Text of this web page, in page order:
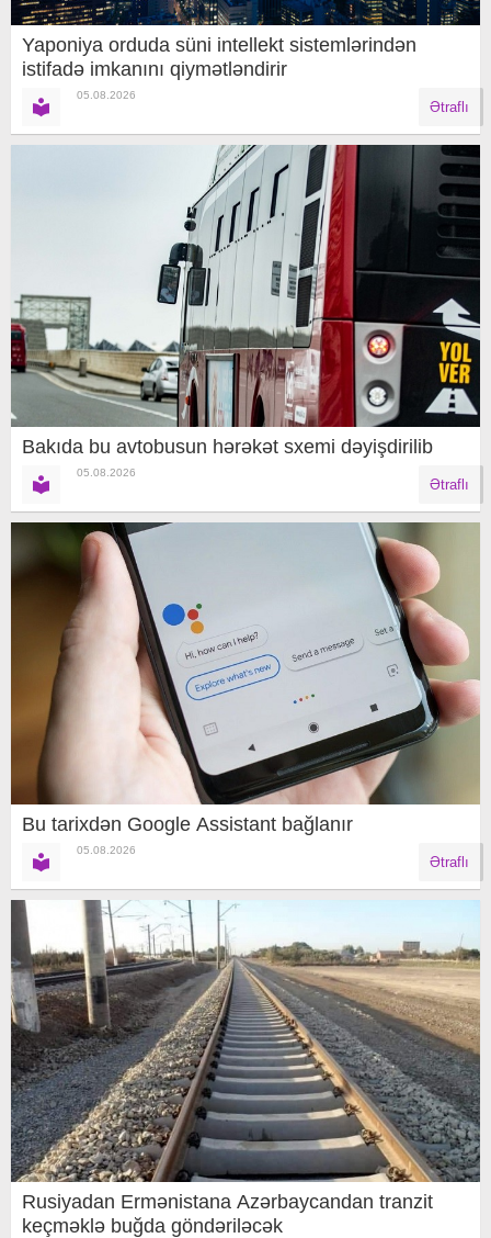
Yaponiya orduda süni intellekt sistemlərindən
istifadə imkanını qiymətləndirir
05.08.2026
Ətraflı
Bakıda bu avtobusun hərəkət sxemi dəyişdirilib
05.08.2026
Ətraflı
Bu tarixdən Google Assistant bağlanır
05.08.2026
Ətraflı
Rusiyadan Ermənistana Azərbaycandan tranzit
keçməklə buğda göndəriləcək